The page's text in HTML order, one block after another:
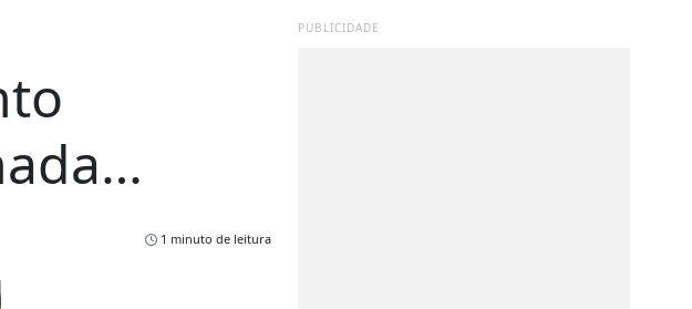
1 minuto de leitura
PUBLICIDADE